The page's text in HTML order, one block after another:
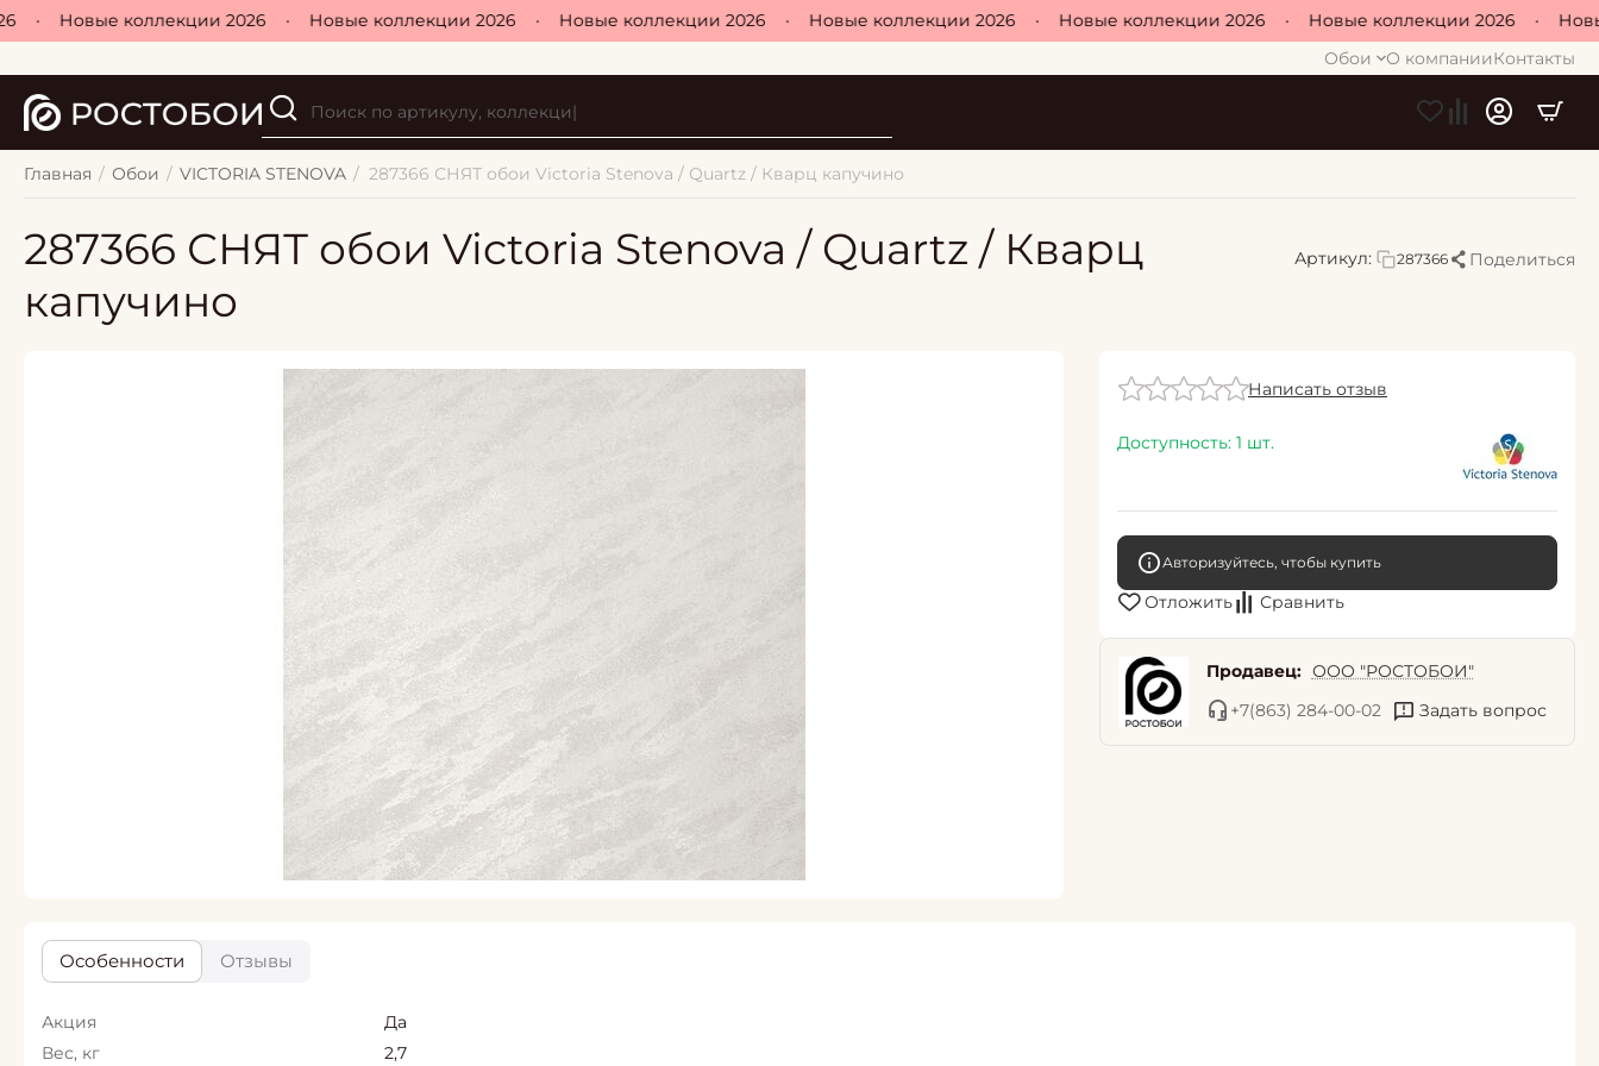
• Новые коллекции 2026 • Новые коллекции 2026 • Новые коллекции 2026 • Новые коллекции 2026 • Новые коллекции 2026 • Новые коллекции 2026 •
Новые
Обои
О компанииКонтакты
Главная / Обои / VICTORIA STENOVA / 287366 СНЯТ обои Victoria Stenova / Quartz / Кварц капучино
287366 СНЯТ обои Victoria Stenova / Quartz / Кварц
капучино
Артикул: 287366 Поделиться
Написать отзыв
Доступность: 1 шт.
Авторизуйтесь, чтобы купить
Отложить Сравнить
Продавец: ООО "РОСТОБОИ"
+7(863) 284-00-02
Задать вопрос
Особенности Отзывы
Акция
Да
Вес, кг
2,7